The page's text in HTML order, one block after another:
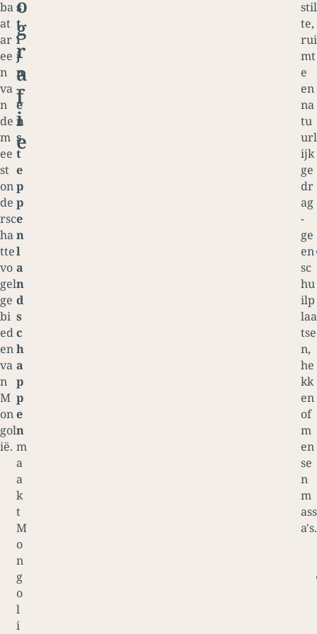
ba
at
ar
ee
n
va
n
de
m
ee
st
on
de
rsc
ha
tte
vo
gel
ge
bi
ed
en
va
n
M
on
gol
ië.
g
r
a
f
i
e
s
t
i
j
n
-
e
n
s
t
e
p
p
e
n
l
a
n
d
s
c
h
a
p
p
e
n
m
a
a
k
t
M
o
n
g
o
l
i
stil
te,
rui
mt
e
en
na
tu
url
ijk
ge
dr
ag
-
ge
en
sc
hu
ilp
laa
tse
n,
he
kk
en
of
m
en
se
n
m
ass
a's.